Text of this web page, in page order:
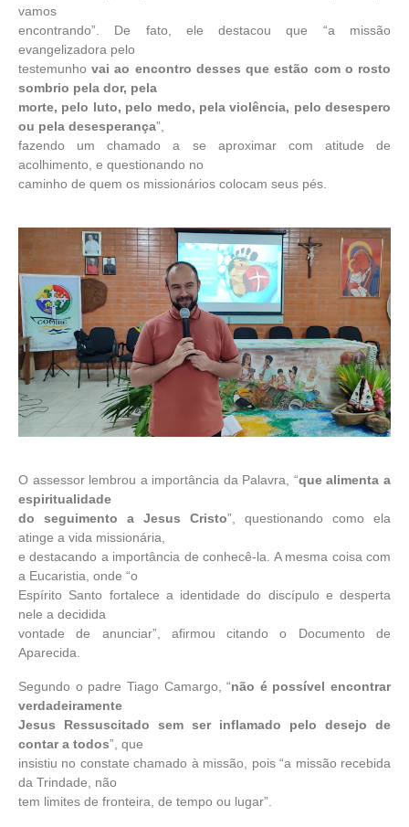
vamos
encontrando”. De fato, ele destacou que “a missão
evangelizadora pelo
testemunhovai ao encontro desses que estão com o rosto
sombrio pela dor, pela
morte, pelo luto, pelo medo, pela violência, pelo desespero
ou pela desesperança”,
fazendo um chamado a se aproximar com atitude de
acolhimento, e questionando no
caminho de quem os missionários colocam seus pés.
O assessor lembrou a importância da Palavra, “que alimenta a
espiritualidade
do seguimento a Jesus Cristo”, questionando como ela
atinge a vida missionária,
e destacando a importância de conhecê-la. A mesma coisa com
a Eucaristia, onde “o
Espírito Santo fortalece a identidade do discípulo e desperta
nele a decidida
vontade de anunciar”, afirmou citando o Documento de
Aparecida.
Segundo o padre Tiago Camargo, “não é possível encontrar
verdadeiramente
Jesus Ressuscitado sem ser inflamado pelo desejo de
contar a todos”, que
insistiu no constate chamado à missão, pois “a missão recebida
da Trindade, não
tem limites de fronteira, de tempo ou lugar”.